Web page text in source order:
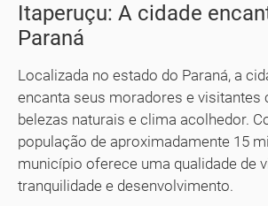
Itaperuçu: A cidade
Paraná
Localizada no estado do Paraná, a
encanta seus moradores e visitantes
belezas naturais e clima acolhedor.
população de aproximadamente 15
município oferece uma qualidade de
tranquilidade e desenvolvimento.